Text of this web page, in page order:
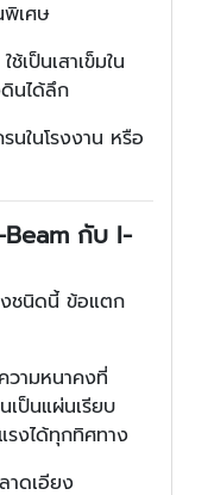
พิเศษ
ใช้เป็นเสาเข็มใน
นได้ลึก
รนในโรงงาน หรือ
กับ I-
งชนิดนี้ ข้อแตก
วามหนาคงที่
เป็นแผ่นเรียบ
รงได้ทุกทิศทาง
าดเอียง